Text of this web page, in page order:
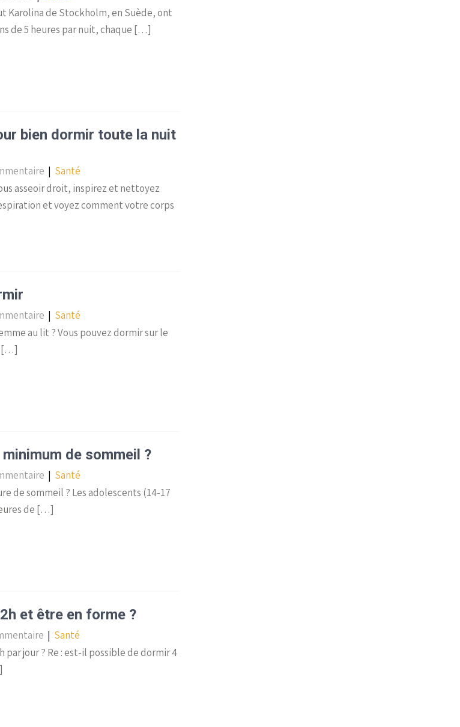
Karolina de Stockholm, en Suède, ont
de 5 heures par nuit, chaque […]
bien dormir toute la nuit
| Santé
asseoir droit, inspirez et nettoyez
et voyez comment votre corps
| Santé
au lit ? Vous pouvez dormir sur le
[…]
de sommeil ?
| Santé
de sommeil ? Les adolescents (14-17
de […]
et être en forme ?
| Santé
jour ? Re : est-il possible de dormir 4